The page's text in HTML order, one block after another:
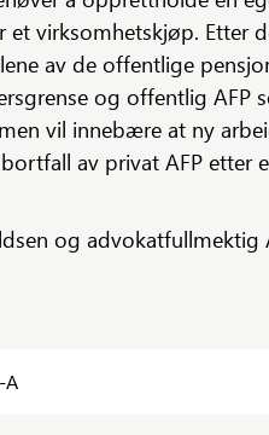
virksomhetskjøp. Etter
av de offentlige
og offentlig AFP
vil innebære at ny
av privat AFP etter
og advokatfullmektig
A